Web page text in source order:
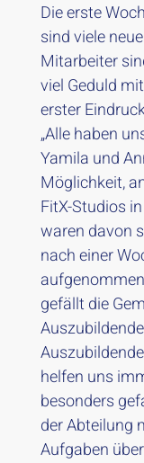
Die erste
sind viele
Mitarbeiter
viel Geduld
erster
„Alle haben
Yamila und
Möglichkeit,
FitX-Studios
waren davon
nach einer
gefällt die
helfen uns
besonders
der Abteilung
Aufgaben